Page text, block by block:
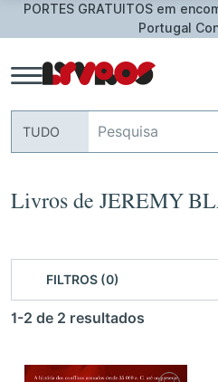
de 25€ para
Oferta
TUDO
Livros de JEREMY
FILTROS (0)
1-2 de 2 resultados